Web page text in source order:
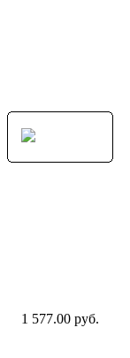
1 577.00 руб.